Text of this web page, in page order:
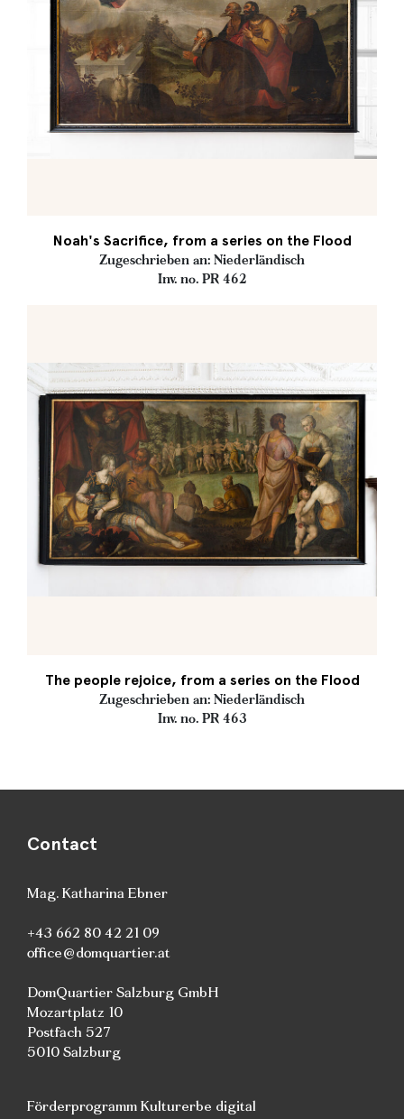
Noah's Sacrifice, from a series on the Flood
Zugeschrieben an: Niederländisch
Inv. no. PR 462
The people rejoice, from a series on the Flood
Zugeschrieben an: Niederländisch
Inv. no. PR 463
Contact
Mag. Katharina Ebner
+43 662 80 42 21 09
office@domquartier.at
DomQuartier Salzburg GmbH
Mozartplatz 10
Postfach 527
5010 Salzburg
Förderprogramm Kulturerbe digital